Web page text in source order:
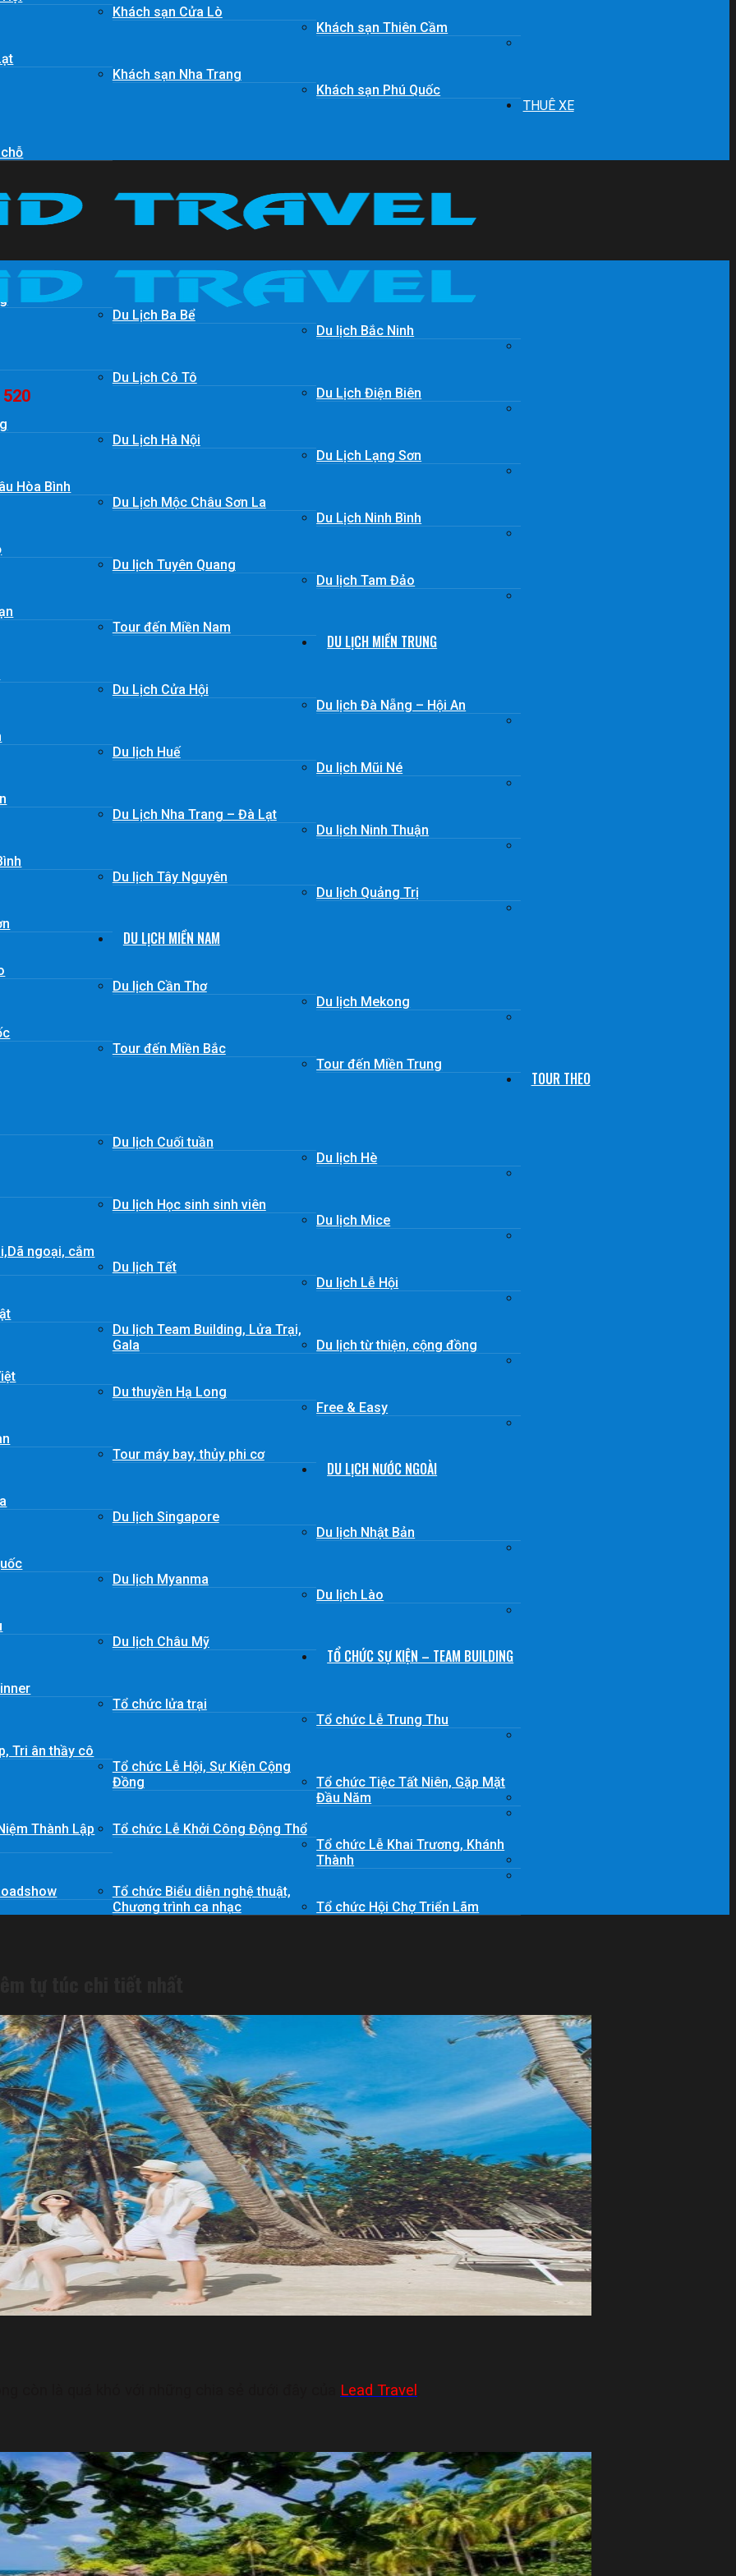
Khách sạn Cửa Lò
Khách sạn Thiên Cầm
Khách sạn Nha Trang
Khách sạn Phú Quốc
THUÊ XE
Du Lịch Ba Bể
Du lịch Bắc Ninh
Du Lịch Cô Tô
Du Lịch Điện Biên
Du Lịch Hà Nội
Du Lịch Lạng Sơn
Hòa Bình
Du Lịch Mộc Châu Sơn La
Du Lịch Ninh Bình
Du lịch Tuyên Quang
Du lịch Tam Đảo
Tour đến Miền Nam
DU LỊCH MIỀN TRUNG
Du Lịch Cửa Hội
Du lịch Đà Nẵng – Hội An
Du lịch Huế
Du lịch Mũi Né
Du Lịch Nha Trang – Đà Lạt
Du lịch Ninh Thuận
Du lịch Tây Nguyên
Du lịch Quảng Trị
DU LỊCH MIỀN NAM
Du lịch Cần Thơ
Du lịch Mekong
Tour đến Miền Bắc
Tour đến Miền Trung
TOUR THEO
Du lịch Cuối tuần
Du lịch Hè
Du lịch Học sinh sinh viên
Du lịch Mice
ngoại, cắm
Du lịch Tết
Du lịch Lễ Hội
Du lịch Team Building, Lửa Trại,
Gala
Du lịch từ thiện, cộng đồng
Du thuyền Hạ Long
Free & Easy
Tour máy bay, thủy phi cơ
DU LỊCH NƯỚC NGOÀI
Du lịch Singapore
Du lịch Nhật Bản
Du lịch Myanma
Du lịch Lào
Du lịch Châu Mỹ
TỔ CHỨC SỰ KIỆN – TEAM BUILDING
Tổ chức lửa trại
Tổ chức Lễ Trung Thu
Tri ân thầy cô
Tổ chức Lễ Hội, Sự Kiện Cộng
Đồng
Tổ chức Tiệc Tất Niên, Gặp Mặt
Đầu Năm
Thành Lập
Tổ chức Lễ Khởi Công Động Thổ
Tổ chức Lễ Khai Trương, Khánh
Thành
Tổ chức Biểu diễn nghệ thuật,
Chương trình ca nhạc
Tổ chức Hội Chợ Triển Lãm
Lead Travel